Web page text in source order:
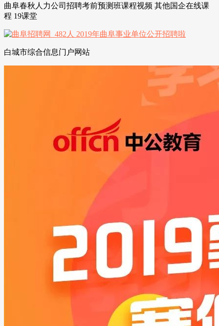
曲阜春秋人力公司招聘考前预测班课程视频 其他国企在线课
程 19课堂
白城市综合信息门户网站